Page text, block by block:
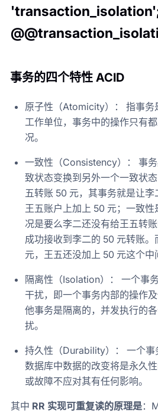
事务的四个特性 ACID
原子性（Atomicity）： 指事务
工作单位，事务中的操作只有
况。
一致性（Consistency）： 事
致状态变换到另外一个一致状
五转账 50 元，其事务就是让李
王五账户上加上 50 元；一致
况是要么李二还没有给王五转
成功接收到李二的 50 元转账
元，王五还没加上 50 元这个中
隔离性（Isolation）： 一个事
干扰，即一个事务内部的操作
他事务是隔离的，并发执行的
扰。
持久性（Durability）： 一个事
数据库中数据的改变将是永久
或故障不应对其有任何影响。
其中 RR 实现可重复读的原理是：